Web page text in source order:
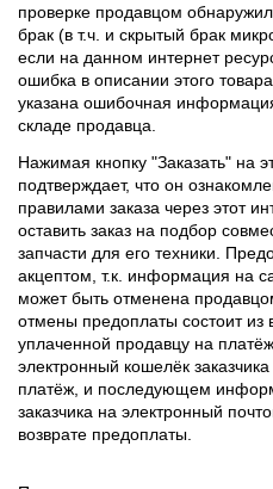
проверке продавцом
брак (в т.ч. и скрытый брак
если на данном интернет
ошибка в описании этого
указана ошибочная
складе продавца.
Нажимая кнопку "Заказать" на
подтверждает, что он
правилами заказа через этот
оставить заказ на подбор
запчасти для его техники.
акцептом, т.к. информация на
может быть отменена
отмены предоплаты состоит из
уплаченной продавцу на
электронный кошелёк
платёж, и последующем
заказчика на электронный
возврате предоплаты.